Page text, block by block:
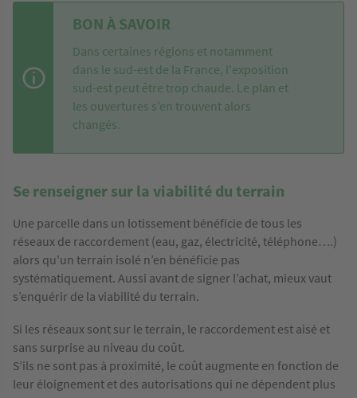
BON À SAVOIR
Dans certaines régions et notamment
dans le sud-est de la France, l'exposition
sud-est peut être trop chaude. Le plan et
les ouvertures s’en trouvent alors
changés.
Se renseigner sur la viabilité du terrain
Une parcelle dans un lotissement bénéficie de tous les
réseaux de raccordement (eau, gaz, électricité, téléphone….)
alors qu'un terrain isolé n’en bénéficie pas
systématiquement. Aussi avant de signer l’achat, mieux vaut
s’enquérir de la viabilité du terrain.
Si les réseaux sont sur le terrain, le raccordement est aisé et
sans surprise au niveau du coût.
S’ils ne sont pas à proximité, le coût augmente en fonction de
leur éloignement et des autorisations qui ne dépendent plus